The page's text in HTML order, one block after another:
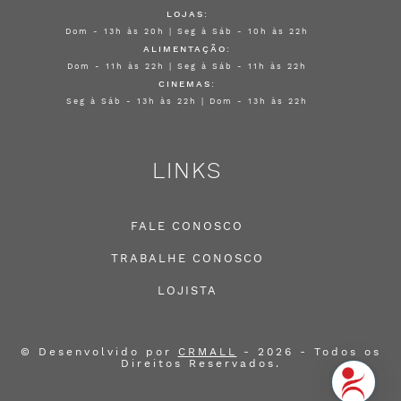
LOJAS:
Dom - 13h às 20h | Seg à Sáb - 10h às 22h
ALIMENTAÇÃO:
Dom - 11h às 22h | Seg à Sáb - 11h às 22h
CINEMAS:
Seg à Sáb - 13h às 22h | Dom - 13h às 22h
LINKS
FALE CONOSCO
TRABALHE CONOSCO
LOJISTA
© Desenvolvido por CRMALL
- 2026 - Todos os
Direitos Reservados.